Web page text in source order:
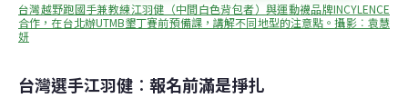
台灣越野跑國手兼教練江羽健（中間白色背包者）與運動襪品牌INCYLENCE
合作，在台北辦UTMB墾丁賽前預備課，講解不同地型的注意點。攝影︰袁慧
妍
台灣選手江羽健︰報名前滿是掙扎